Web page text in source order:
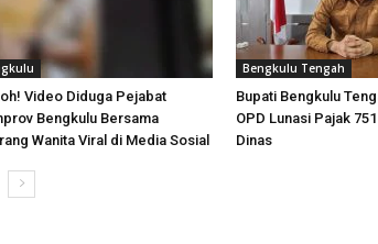
Video Diduga Pejabat
Bengkulu Bersama
Wanita Viral di Media Sosial
Bengkulu Tengah
Bupati Bengkulu
OPD Lunasi Pajak
Dinas